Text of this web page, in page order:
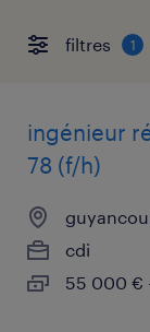
filtres 1
ingénieur
78 (f/h)
cdi
55 000 €